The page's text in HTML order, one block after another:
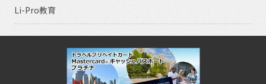
Li-Pro教育